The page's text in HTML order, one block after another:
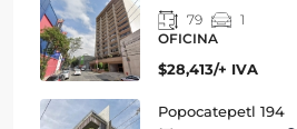
79
1
OFICINA
$28,413/+ IVA
Popocatepetl 194